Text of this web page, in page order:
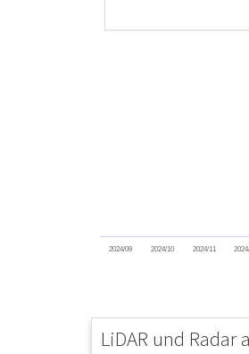
2024/09 2024/10 2024/11
LiDAR und